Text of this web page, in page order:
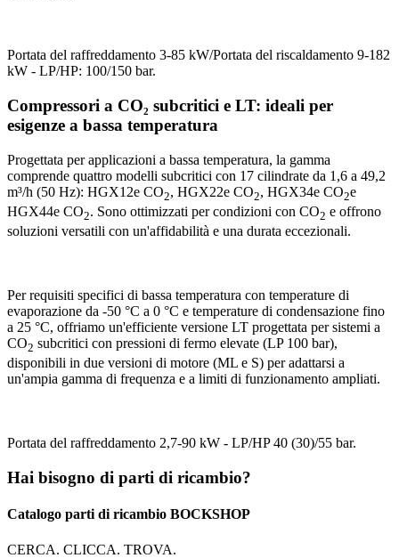
Portata del raffreddamento 3-85 kW/Portata del riscaldamento 9-182
kW - LP/HP: 100/150 bar.
Compressori a CO₂ subcritici e LT: ideali per
esigenze a bassa temperatura
Progettata per applicazioni a bassa temperatura, la gamma
comprende quattro modelli subcritici con 17 cilindrate da 1,6 a 49,2
m³/h (50 Hz): HGX12e CO2, HGX22e CO2, HGX34e CO2e
HGX44e CO2. Sono ottimizzati per condizioni con CO2 e offrono
soluzioni versatili con un'affidabilità e una durata eccezionali.
Per requisiti specifici di bassa temperatura con temperature di
evaporazione da -50 °C a 0 °C e temperature di condensazione fino
a 25 °C, offriamo un'efficiente versione LT progettata per sistemi a
CO2 subcritici con pressioni di fermo elevate (LP 100 bar),
disponibili in due versioni di motore (ML e S) per adattarsi a
un'ampia gamma di frequenza e a limiti di funzionamento ampliati.
Portata del raffreddamento 2,7-90 kW - LP/HP 40 (30)/55 bar.
Hai bisogno di parti di ricambio?
Catalogo parti di ricambio BOCKSHOP
CERCA. CLICCA. TROVA.